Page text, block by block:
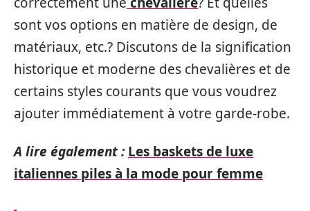
sont vos options en matière de design, de
matériaux, etc.? Discutons de la signification
historique et moderne des chevalières et de
certains styles courants que vous voudrez
ajouter immédiatement à votre garde-robe.
A lire également : Les baskets de luxe
italiennes piles à la mode pour femme